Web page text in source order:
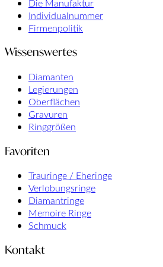
Individualnummer
Firmenpolitik
Wissenswertes
Diamanten
Legierungen
Oberflächen
Gravuren
Ringgrößen
Favoriten
Trauringe / Eheringe
Verlobungsringe
Diamantringe
Memoire Ringe
Schmuck
Kontakt